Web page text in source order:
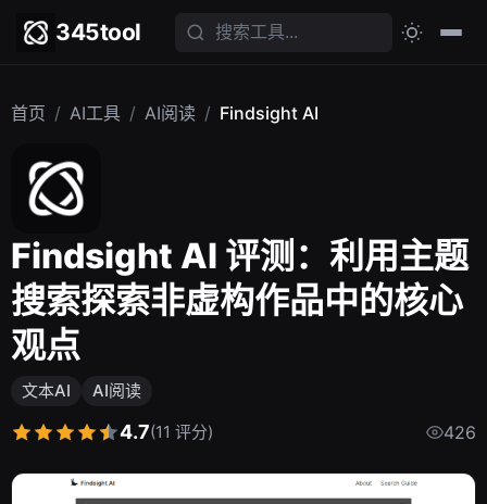
345tool
首页 / AI工具 / AI阅读 / Findsight AI
Findsight AI 评测：利用主题
搜索探索非虚构作品中的核心
观点
文本AI AI阅读
4.7(11 评分) 426